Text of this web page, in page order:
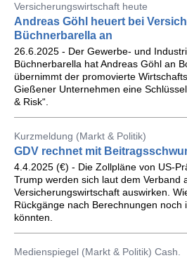
Versicherungswirtschaft heute
Andreas Göhl heuert bei
Büchnerbarella an
26.6.2025 - Der Gewerbe- und
Büchnerbarella hat Andreas Göhl an
übernimmt der promovierte
Gießener Unternehmen eine
& Risk“.
Kurzmeldung (Markt & Politik)
GDV rechnet mit
4.4.2025 (€) - Die Zollpläne von US-
Trump werden sich laut dem Verband
Versicherungswirtschaft auswirken.
Rückgänge nach Berechnungen noch
könnten.
Medienspiegel (Markt & Politik) Cash.